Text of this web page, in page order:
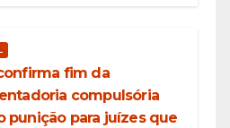
fim da
compulsória
punição para juízes que